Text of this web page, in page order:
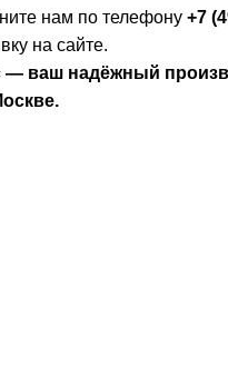
нам по телефону +7
на сайте.
— ваш надёжный